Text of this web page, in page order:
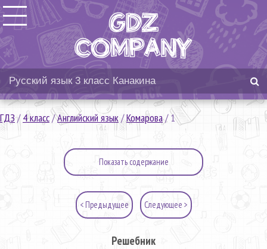
ГДЗ/4 класс/Английский язык/Комарова/1
Показать содержание
< Предыдущее Следующее >
Решебник